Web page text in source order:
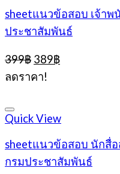
sheetแนวข้อสอบ เจ้าพ
ประชาสัมพันธ์
399฿ Original
price
was:
389฿Current
ลดราคา!
Quick View
sheetแนวข้อสอบ นักสื่
กรมประชาสัมพันธ์